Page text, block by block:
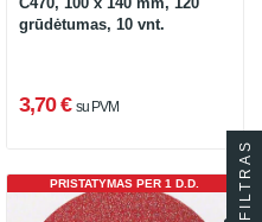
grūdėtumas, 10 vnt.
3,70 € su PVM
PRISTATYMAS PER 1 D.D. FILTRAS